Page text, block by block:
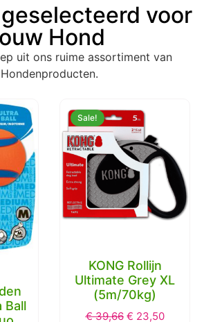
voor
Hond
uit ons ruime assortiment van
Hondenproducten.
Ball
Sale!
KONG Rollijn
Ultimate Grey XL
(5m/70kg)
€39,66 € 23,50